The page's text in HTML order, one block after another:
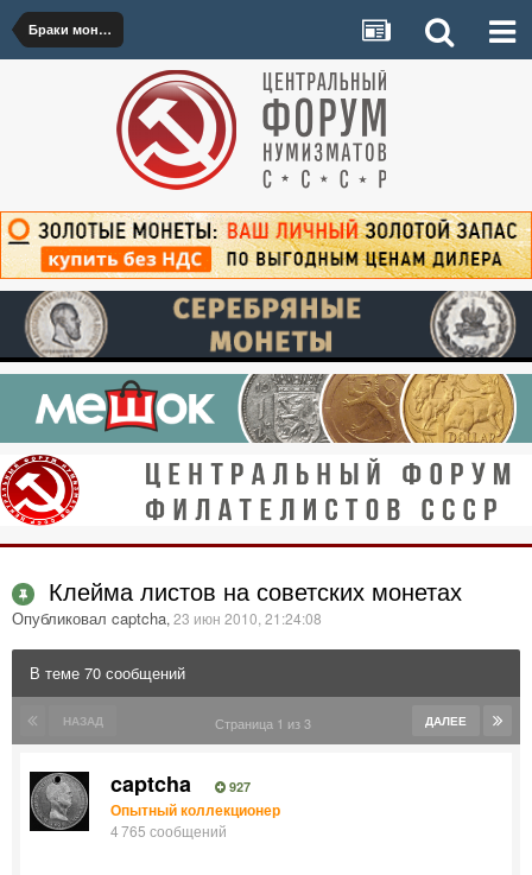
Браки монет 1921–1992
Клейма листов на советских монетах
Опубликовал captcha, 23 июн 2010, 21:24:08
В теме 70 сообщений
НАЗАД ДАЛЕЕ
Страница 1 из 3
captcha 927
Опытный коллекционер
4 765 сообщений